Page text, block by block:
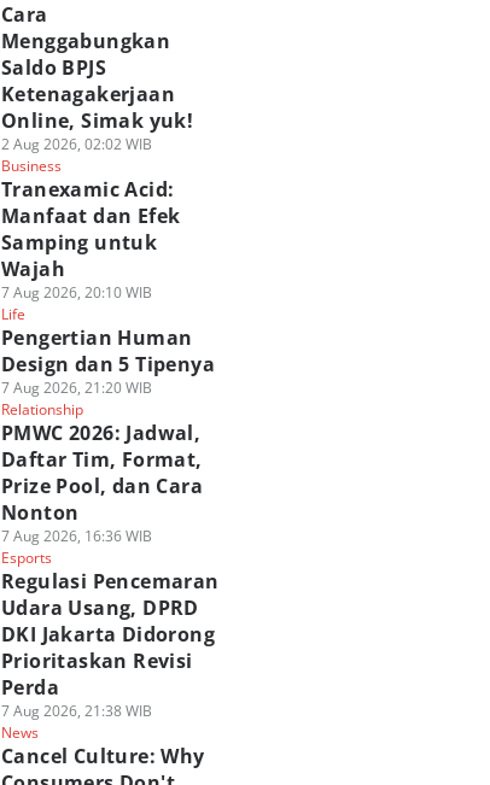
Cara
Menggabungkan
Saldo BPJS
Ketenagakerjaan
Online, Simak yuk!
2 Aug 2026, 02:02 WIB
Business
Tranexamic Acid:
Manfaat dan Efek
Samping untuk
Wajah
7 Aug 2026, 20:10 WIB
Life
Pengertian Human
Design dan 5 Tipenya
7 Aug 2026, 21:20 WIB
Relationship
PMWC 2026: Jadwal,
Daftar Tim, Format,
Prize Pool, dan Cara
Nonton
7 Aug 2026, 16:36 WIB
Esports
Regulasi Pencemaran
Udara Usang, DPRD
DKI Jakarta Didorong
Prioritaskan Revisi
Perda
7 Aug 2026, 21:38 WIB
News
Cancel Culture: Why